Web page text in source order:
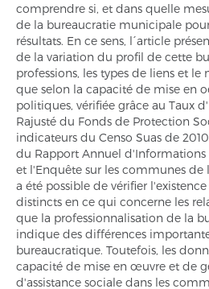
comprendre si, et dans quelle
de la bureaucratie municipale
résultats. En ce sens, l´article
de la variation du profil de cette
professions, les types de liens et
que selon la capacité de mise en
politiques, vérifiée grâce au Taux
Rajusté du Fonds de Protection
indicateurs du Censo Suas de
du Rapport Annuel d'Informations
et l'Enquête sur les communes de
a été possible de vérifier
distincts en ce qui concerne les
que la professionnalisation de la
indique des différences
bureaucratique. Toutefois, les
capacité de mise en œuvre et de
d'assistance sociale dans les